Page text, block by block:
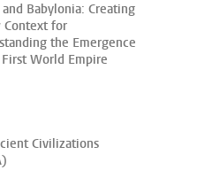
and Babylonia: Creating
Context for
the Emergence
World Empire
Civilizations